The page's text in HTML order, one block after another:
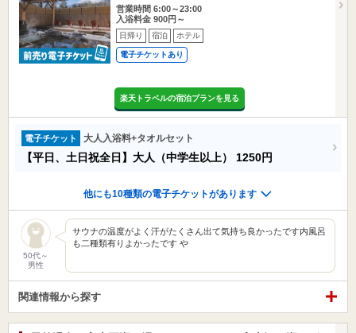
営業時間 6:00～23:00
入浴料金 900円～
日帰り 宿泊 ホテル
電子チケットあり
楽天トラベルの宿泊プランを見る
電子チケット 大人入浴料+タオルセット
【平日、土日祝全日】大人（中学生以上） 1250円
他にも10種類の電子チケットがあります
50代～
男性
サウナの温度がよく汗がたくさん出て気持ち良かったです内風呂
も二種類有りよかったです や
関連情報から探す